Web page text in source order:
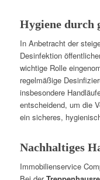
Hygiene durch
In Anbetracht der
Desinfektion
wichtige Rolle
regelmäßige
insbesondere
entscheidend, um die
ein sicheres,
Nachhaltiges
Immobilienservice